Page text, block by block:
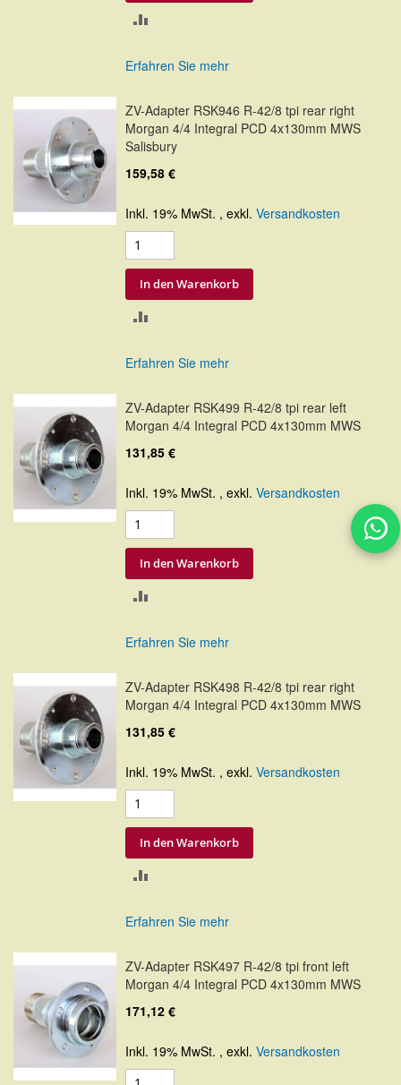
Erfahren Sie mehr
ZV-Adapter RSK946 R-42/8 tpi rear right
Morgan 4/4 Integral PCD 4x130mm MWS
Salisbury
159,58 €
Inkl. 19% MwSt. , exkl. Versandkosten
In den Warenkorb
Erfahren Sie mehr
ZV-Adapter RSK499 R-42/8 tpi rear left
Morgan 4/4 Integral PCD 4x130mm MWS
131,85 €
Inkl. 19% MwSt. , exkl. Versandkosten
In den Warenkorb
Erfahren Sie mehr
ZV-Adapter RSK498 R-42/8 tpi rear right
Morgan 4/4 Integral PCD 4x130mm MWS
131,85 €
Inkl. 19% MwSt. , exkl. Versandkosten
In den Warenkorb
Erfahren Sie mehr
ZV-Adapter RSK497 R-42/8 tpi front left
Morgan 4/4 Integral PCD 4x130mm MWS
171,12 €
Inkl. 19% MwSt. , exkl. Versandkosten